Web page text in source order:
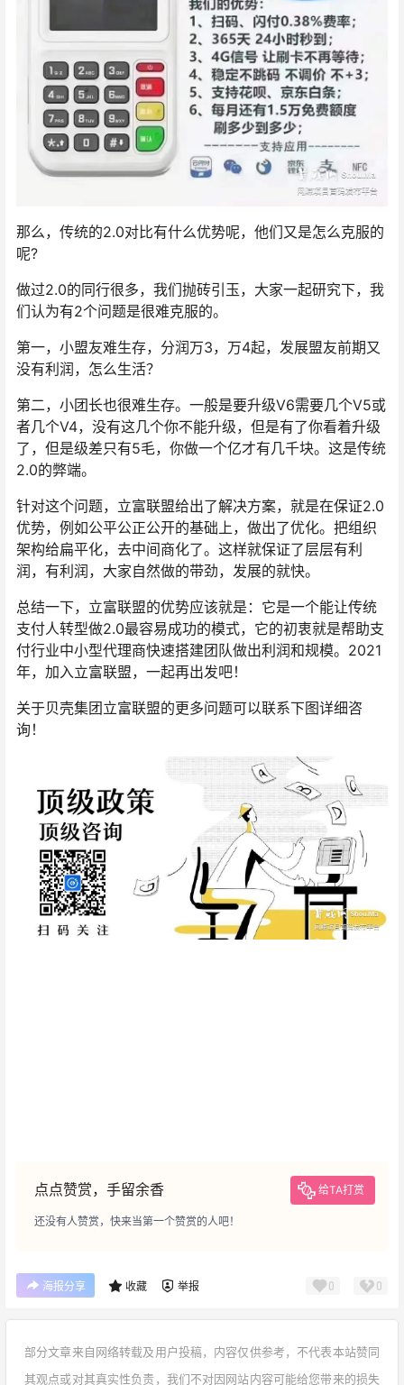
那么，传统的2.0对比有什么优势呢，他们又是怎么克服的
呢?
做过2.0的同行很多，我们抛砖引玉，大家一起研究下，我
们认为有2个问题是很难克服的。
第一，小盟友难生存，分润万3，万4起，发展盟友前期又
没有利润，怎么生活？
第二，小团长也很难生存。一般是要升级V6需要几个V5或
者几个V4，没有这几个你不能升级，但是有了你看着升级
了，但是级差只有5毛，你做一个亿才有几千块。这是传统
2.0的弊端。
针对这个问题，立富联盟给出了解决方案，就是在保证2.0
优势，例如公平公正公开的基础上，做出了优化。把组织
架构给扁平化，去中间商化了。这样就保证了层层有利
润，有利润，大家自然做的带劲，发展的就快。
总结一下，立富联盟的优势应该就是：它是一个能让传统
支付人转型做2.0最容易成功的模式，它的初衷就是帮助支
付行业中小型代理商快速搭建团队做出利润和规模。2021
年，加入立富联盟，一起再出发吧！
关于贝壳集团立富联盟的更多问题可以联系下图详细咨
询！
点点赞赏，手留余香 给TA打赏
还没有人赞赏，快来当第一个赞赏的人吧！
海报分享 收藏 举报 0 0
部分文章来自网络转载及用户投稿，内容仅供参考，不代表本站赞同
其观点或对其真实性负责，我们不对因网站内容可能给您带来的损失